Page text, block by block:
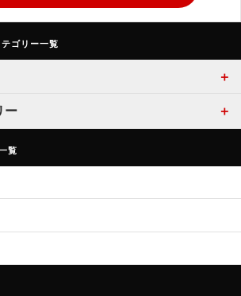
テゴリー一覧
ー
覧